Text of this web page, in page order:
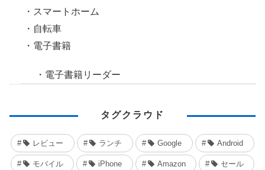
スマートホーム
自転車
電子書籍
電子書籍リーダー
タグクラウド
レビュー ランチ Google Android
モバイル iPhone Amazon セール